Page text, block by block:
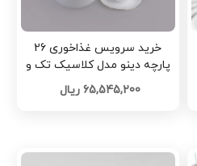
خرید سرویس غذاخوری 26
پارچه دینو مدل کلاسیک تک و
عمده کد Z2975
65,545,200 ریال